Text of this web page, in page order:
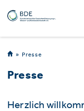
Presse
Presse
Herzlich